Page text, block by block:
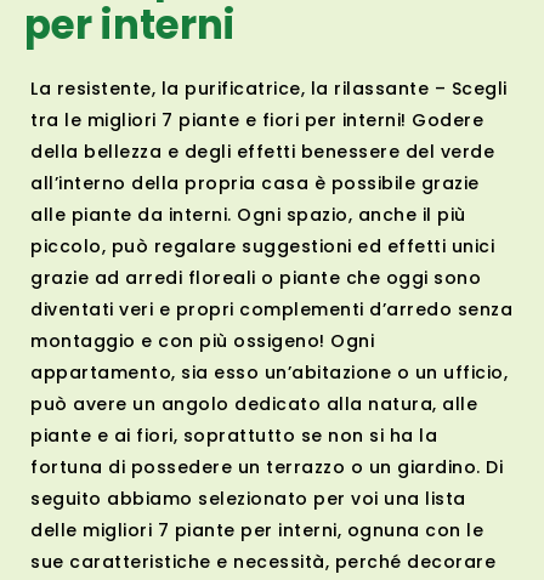
per interni
La resistente, la purificatrice, la rilassante – Scegli
tra le migliori 7 piante e fiori per interni! Godere
della bellezza e degli effetti benessere del verde
all’interno della propria casa è possibile grazie
alle piante da interni. Ogni spazio, anche il più
piccolo, può regalare suggestioni ed effetti unici
grazie ad arredi floreali o piante che oggi sono
diventati veri e propri complementi d’arredo senza
montaggio e con più ossigeno! Ogni
appartamento, sia esso un’abitazione o un ufficio,
può avere un angolo dedicato alla natura, alle
piante e ai fiori, soprattutto se non si ha la
fortuna di possedere un terrazzo o un giardino. Di
seguito abbiamo selezionato per voi una lista
delle migliori 7 piante per interni, ognuna con le
sue caratteristiche e necessità, perché decorare